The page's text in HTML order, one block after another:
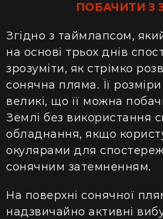
ПОБАЧИТИ З
Згідно з таймлапсом,
на основі трьох днів
зрозуміти, як стрімко
сонячна пляма. Її
великі, що її можна
Землі без використання
обладнання, якщо
окулярами для
сонячним затемненням.
На поверхні сонячної
надзвичайно активні